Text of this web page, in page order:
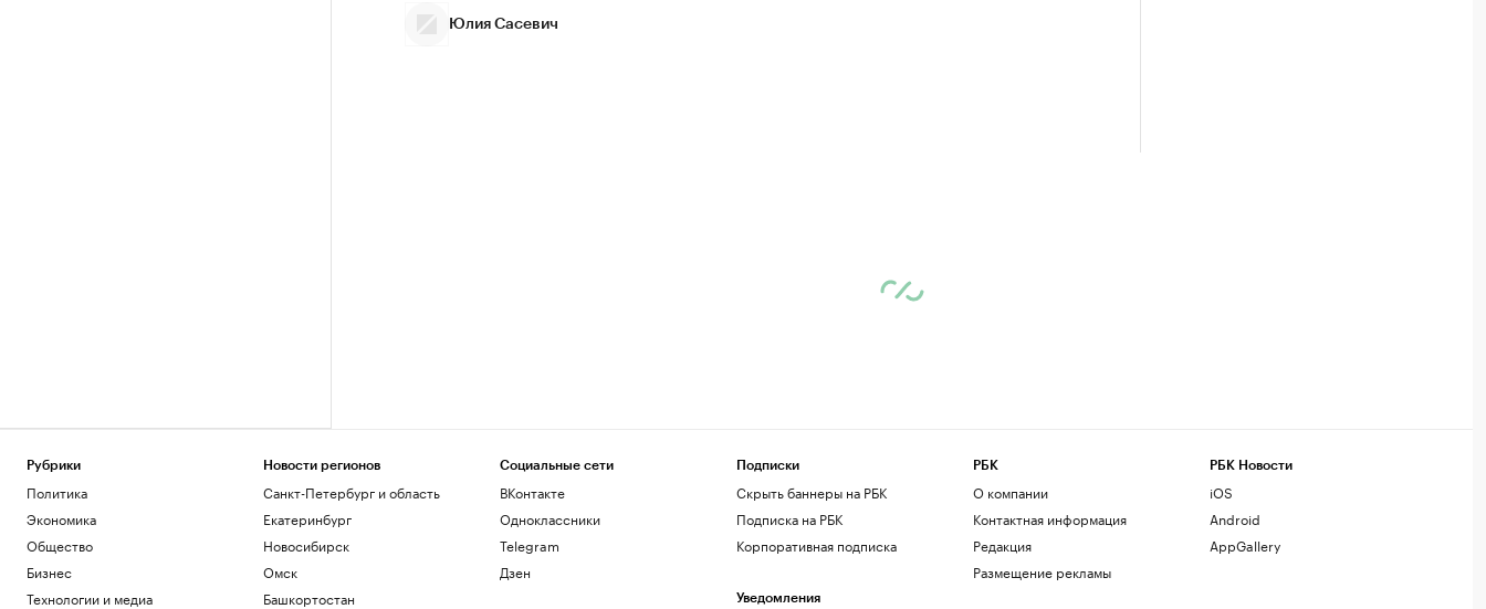
Юлия Сасевич
Рубрики
Политика
Экономика
Общество
Бизнес
Технологии и медиа
Новости регионов
Санкт-Петербург и область
Екатеринбург
Новосибирск
Омск
Башкортостан
Социальные сети
ВКонтакте
Одноклассники
Telegram
Дзен
Подписки
Скрыть баннеры на РБК
Подписка на РБК
Корпоративная подписка
Уведомления
РБК
О компании
Контактная информация
Редакция
Размещение рекламы
РБК Новости
iOS
Android
AppGallery